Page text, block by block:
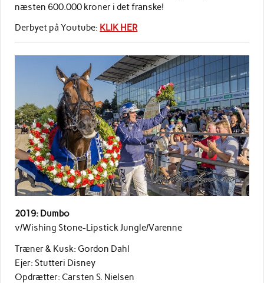
næsten 600.000 kroner i det franske!
Derbyet på Youtube: KLIK HER
2019: Dumbo
v/Wishing Stone-Lipstick Jungle/Varenne
Træner & Kusk: Gordon Dahl
Ejer: Stutteri Disney
Opdrætter: Carsten S. Nielsen